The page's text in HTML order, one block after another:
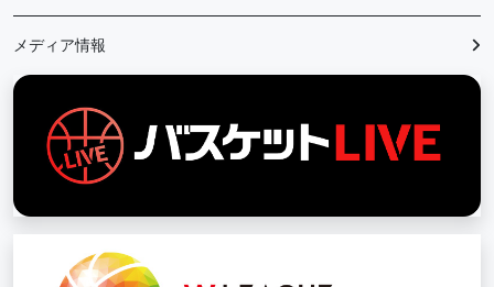
メディア情報